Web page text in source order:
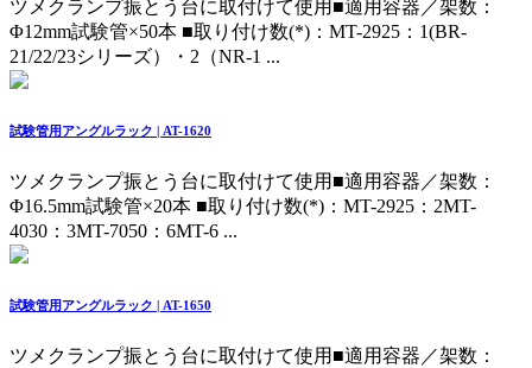
ツメクランプ振とう台に取付けて使用 ■適用容器／架数：
Φ12mm試験管×50本 ■取り付け数(*)：MT-2925：1(BR-
21/22/23シリーズ）・2（NR-1 ...
試験管用アングルラック | AT-1620
ツメクランプ振とう台に取付けて使用 ■適用容器／架数：
Φ16.5mm試験管×20本 ■取り付け数(*)：MT-2925：2MT-
4030：3MT-7050：6MT-6 ...
試験管用アングルラック | AT-1650
ツメクランプ振とう台に取付けて使用 ■適用容器／架数：